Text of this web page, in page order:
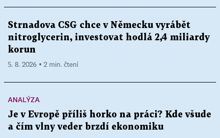
Strnadova CSG chce v Německu vyrábět
nitroglycerin, investovat hodlá 2,4 miliardy
korun
5. 8. 2026 ▪ 2 min. čtení
ANALÝZA
Je v Evropě příliš horko na práci? Kde všude
a čím vlny veder brzdí ekonomiku